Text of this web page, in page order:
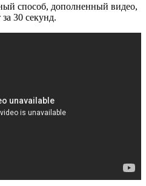
способ, дополненный видео,
30 секунд.